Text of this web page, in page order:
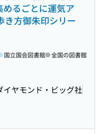
めるごとに運気ア
き方御朱印シリー
イヤモンド・ビッグ社
国立国会図書館 全国の図書館